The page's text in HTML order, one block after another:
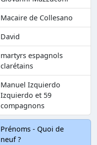
Macaire de Collesano
David
martyrs espagnols
clarétains
Manuel Izquierdo
Izquierdo et 59
compagnons
Prénoms - Quoi de
neuf ?